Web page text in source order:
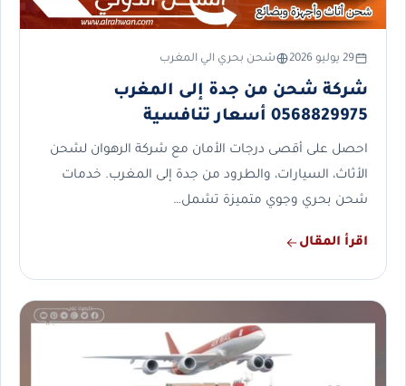
29 يوليو 2026 شحن بحري الي المغرب
شركة شحن من جدة إلى المغرب
0568829975 أسعار تنافسية
احصل على أقصى درجات الأمان مع شركة الرهوان لشحن
الأثاث، السيارات، والطرود من جدة إلى المغرب. خدمات
شحن بحري وجوي متميزة تشمل…
اقرأ المقال